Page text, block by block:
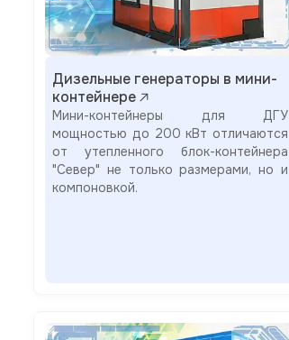
Дизельные генераторы в мини-
контейнере
Мини-контейнеры для ДГУ
мощностью до 200 кВт отличаются
от утепленного блок-контейнера
"Север" не только размерами, но и
компоновкой.